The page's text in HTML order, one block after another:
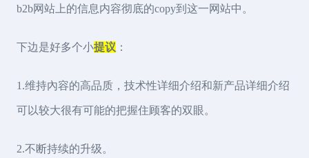
b2b网站上的信息内容彻底的copy到这一网站中。
下边是好多个小提议 ：
1.维持內容的高品质，技术性详细介绍和新产品详细介绍
可以较大很有可能的把握住顾客的双眼。
2.不断持续的升级。